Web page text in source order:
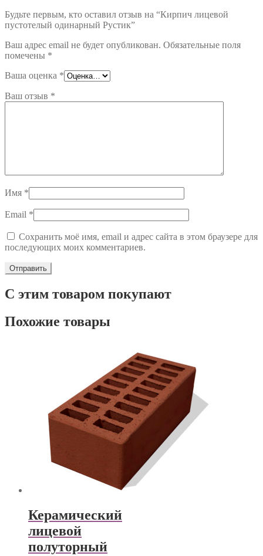
Будьте первым, кто оставил отзыв на “Кирпич лицевой
пустотелый одинарный Рустик”
Ваш адрес email не будет опубликован. Обязательные поля
помечены *
Ваша оценка *
Ваш отзыв *
Имя *
Email *
Сохранить моё имя, email и адрес сайта в этом браузере для
последующих моих комментариев.
С этим товаром покупают
Похожие товары
Керамический
лицевой
полуторный